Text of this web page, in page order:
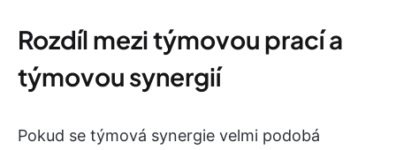
Rozdíl mezi týmovou prací a
týmovou synergií
Pokud se týmová synergie velmi podobá